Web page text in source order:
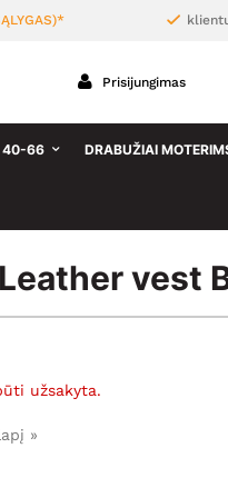
Prisijungimas
40-66 DRABUŽIAI
vest
užsakyta.
»